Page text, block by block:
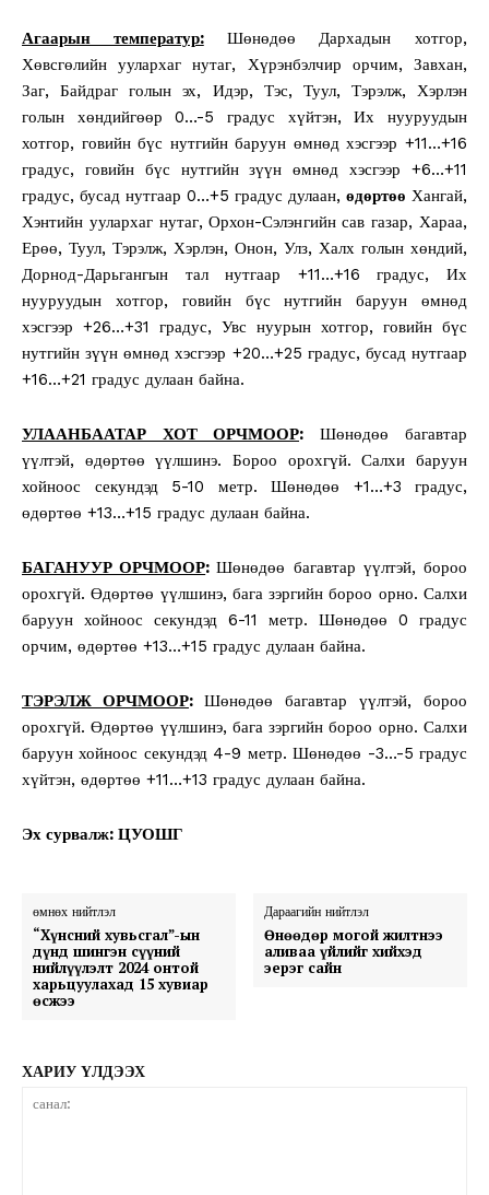
Агаарын температур:
Шөнөдөө Дархадын хотгор,
Хөвсгөлийн уулархаг нутаг, Хүрэнбэлчир орчим, Завхан,
Заг, Байдраг голын эх, Идэр, Тэс, Туул, Тэрэлж, Хэрлэн
голын хөндийгөөр 0…-5 градус хүйтэн, Их нууруудын
хотгор, говийн бүс нутгийн баруун өмнөд хэсгээр +11…+16
градус, говийн бүс нутгийн зүүн өмнөд хэсгээр +6…+11
градус, бусад нутгаар 0…+5 градус дулаан, өдөртөө Хангай,
Хэнтийн уулархаг нутаг, Орхон-Сэлэнгийн сав газар, Хараа,
Ерөө, Туул, Тэрэлж, Хэрлэн, Онон, Улз, Халх голын хөндий,
Дорнод-Дарьгангын тал нутгаар +11…+16 градус, Их
нууруудын хотгор, говийн бүс нутгийн баруун өмнөд
хэсгээр +26…+31 градус, Увс нуурын хотгор, говийн бүс
нутгийн зүүн өмнөд хэсгээр +20…+25 градус, бусад нутгаар
+16…+21 градус дулаан байна.
УЛААНБААТАР ХОТ ОРЧМООР: Шөнөдөө багавтар
үүлтэй, өдөртөө үүлшинэ. Бороо орохгүй. Салхи баруун
хойноос секундэд 5-10 метр. Шөнөдөө +1…+3 градус,
өдөртөө +13…+15 градус дулаан байна.
БАГАНУУР ОРЧМООР:Шөнөдөө багавтар үүлтэй, бороо
орохгүй. Өдөртөө үүлшинэ, бага зэргийн бороо орно. Салхи
баруун хойноос секундэд 6-11 метр. Шөнөдөө 0 градус
орчим, өдөртөө +13…+15 градус дулаан байна.
ТЭРЭЛЖ ОРЧМООР: Шөнөдөө багавтар үүлтэй, бороо
орохгүй. Өдөртөө үүлшинэ, бага зэргийн бороо орно. Салхи
баруун хойноос секундэд 4-9 метр. Шөнөдөө -3…-5 градус
хүйтэн, өдөртөө +11…+13 градус дулаан байна.
Эх сурвалж: ЦУОШГ
өмнөх нийтлэл
“Хүнсний хувьсгал”-ын
дүнд шингэн сүүний
нийлүүлэлт 2024 онтой
харьцуулахад 15 хувиар
өсжээ
Дараагийн нийтлэл
Өнөөдөр могой жилтнээ
аливаа үйлийг хийхэд
эерэг сайн
ХАРИУ ҮЛДЭЭХ